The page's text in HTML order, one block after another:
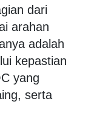
dari
arahan
adalah
kepastian
yang
serta